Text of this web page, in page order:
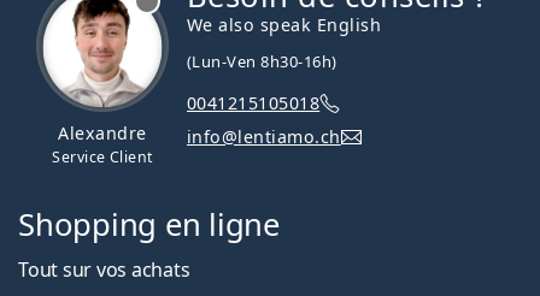
Alexandre
Service Client
We also speak English
(Lun-Ven 8h30-16h)
0041215105018
info@lentiamo.ch
Shopping en ligne
Tout sur vos achats